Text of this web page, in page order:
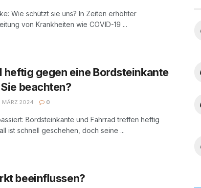
Wie schützt sie uns? In Zeiten erhöhter
von Krankheiten wie COVID-19 ...
heftig gegen eine Bordsteinkante
beachten?
MÄRZ 2024 0
Bordsteinkante und Fahrrad treffen heftig
ist schnell geschehen, doch seine ...
beeinflussen?